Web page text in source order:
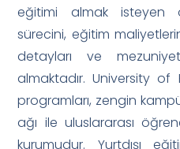
eğitimi almak isteyen
sürecini, eğitim
detayları ve
almaktadır. University
programları, zengin
ağı ile uluslararası
kurumudur. Yurtdışı